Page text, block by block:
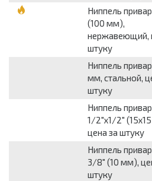
Ниппель
(100 мм),
нержавеющий,
штуку
Ниппель
мм, стальной,
штуку
Ниппель
1/2"х1/2"
цена за штуку
Ниппель
3/8" (10 мм),
штуку